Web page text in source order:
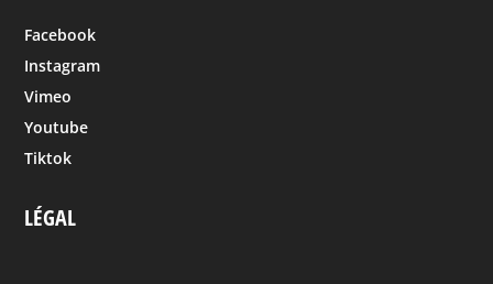
Facebook
Instagram
Vimeo
Youtube
Tiktok
LÉGAL